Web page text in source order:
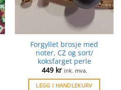
Forgyllet brosje med
noter, CZ og sort/
koksfarget perle
449 kr ink. mva.
LEGG I HANDLEKURV